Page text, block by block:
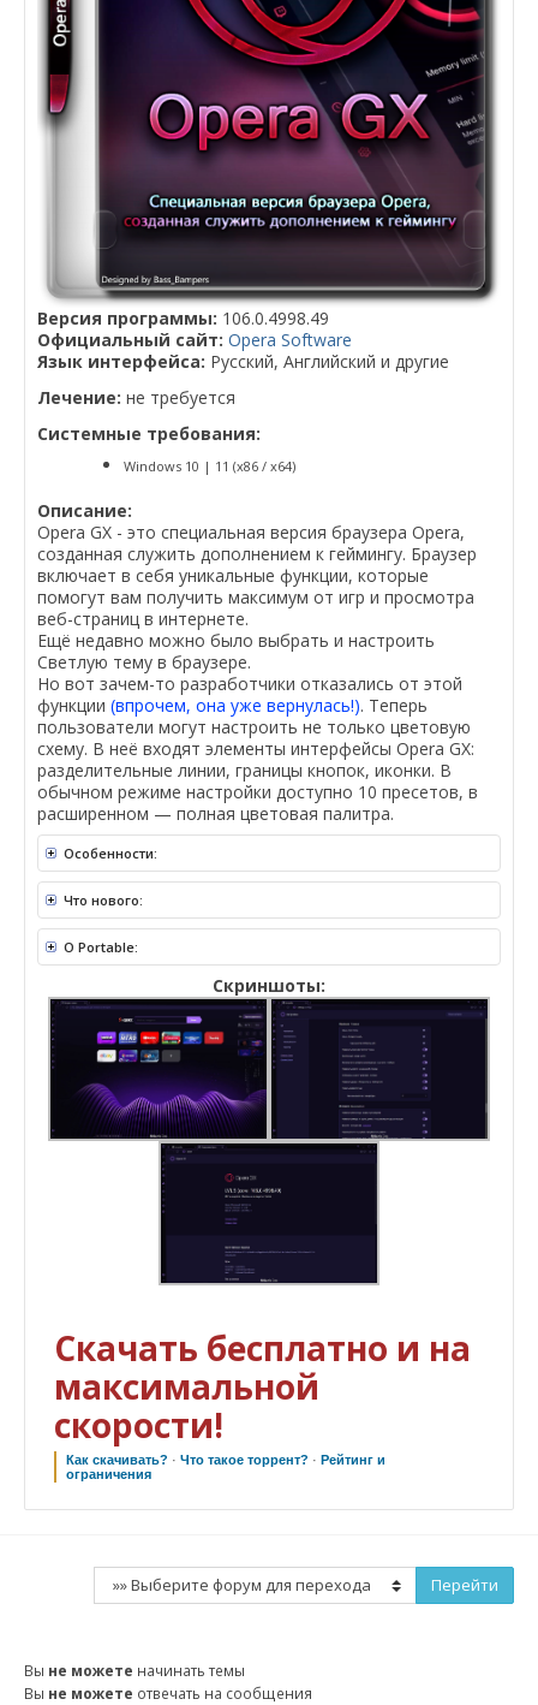
Версия программы: 106.0.4998.49
Официальный сайт: Opera Software
Язык интерфейса: Русский, Английский и другие
Лечение: не требуется
Системные требования:
Windows 10 | 11 (x86 / x64)
Описание:
Opera GX - это специальная версия браузера Opera,
созданная служить дополнением к геймингу. Браузер
включает в себя уникальные функции, которые
помогут вам получить максимум от игр и просмотра
веб-страниц в интернете.
Ещё недавно можно было выбрать и настроить
Светлую тему в браузере.
Но вот зачем-то разработчики отказались от этой
функции (впрочем, она уже вернулась!). Теперь
пользователи могут настроить не только цветовую
схему. В неё входят элементы интерфейсы Opera GX:
разделительные линии, границы кнопок, иконки. В
обычном режиме настройки доступно 10 пресетов, в
расширенном — полная цветовая палитра.
Особенности:
Что нового:
O Portable:
Скриншоты:
Скачать бесплатно и на
максимальной
скорости!
Как скачивать? ·Что такое торрент? · Рейтинг и
ограничения
Вы не можете начинать темы
Вы не можете отвечать на сообщения